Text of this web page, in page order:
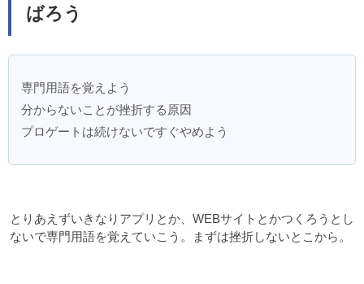
ばろう
専門用語を覚えよう
分からないことが挫折する原因
プロゲートは続けないですぐやめよう
とりあえずいきなりアプリとか、WEBサイトとかつくろうとし
ないで専門用語を覚えていこう。まずは挫折しないとこから。